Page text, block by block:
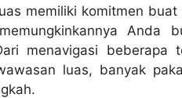
memiliki komitmen
Anda
menavigasi beberapa
luas, banyak